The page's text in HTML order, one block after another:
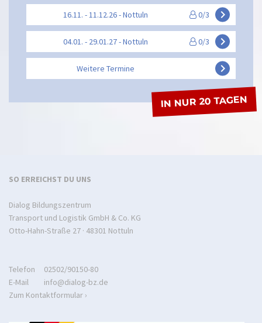
16.11. - 11.12.26 - Nottuln 0/3 keyboard_arrow_right
04.01. - 29.01.27 - Nottuln 0/3 keyboard_arrow_right
Weitere Termine keyboard_arrow_right
IN NUR 20 TAGEN
SO ERREICHST DU UNS
Dialog Bildungszentrum
Transport und Logistik GmbH & Co. KG
Otto-Hahn-Straße 27 · 48301 Nottuln
Telefon
E-Mail
02502/90150-80
info@dialog-bz.de
Zum Kontaktformular ›